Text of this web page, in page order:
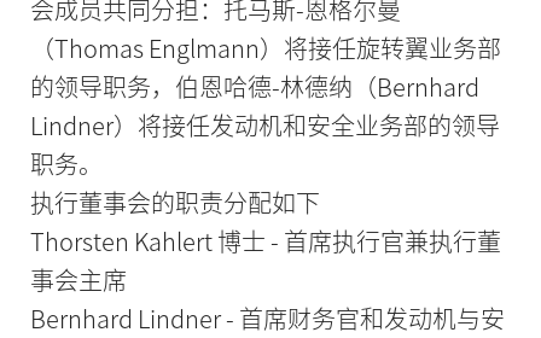
会成员共同分担：托马斯-恩格尔曼
（Thomas Englmann）将接任旋转翼业务部
的领导职务，伯恩哈德-林德纳（Bernhard
Lindner）将接任发动机和安全业务部的领导
职务。
执行董事会的职责分配如下
Thorsten Kahlert 博士 - 首席执行官兼执行董
事会主席
Bernhard Lindner - 首席财务官和发动机与安